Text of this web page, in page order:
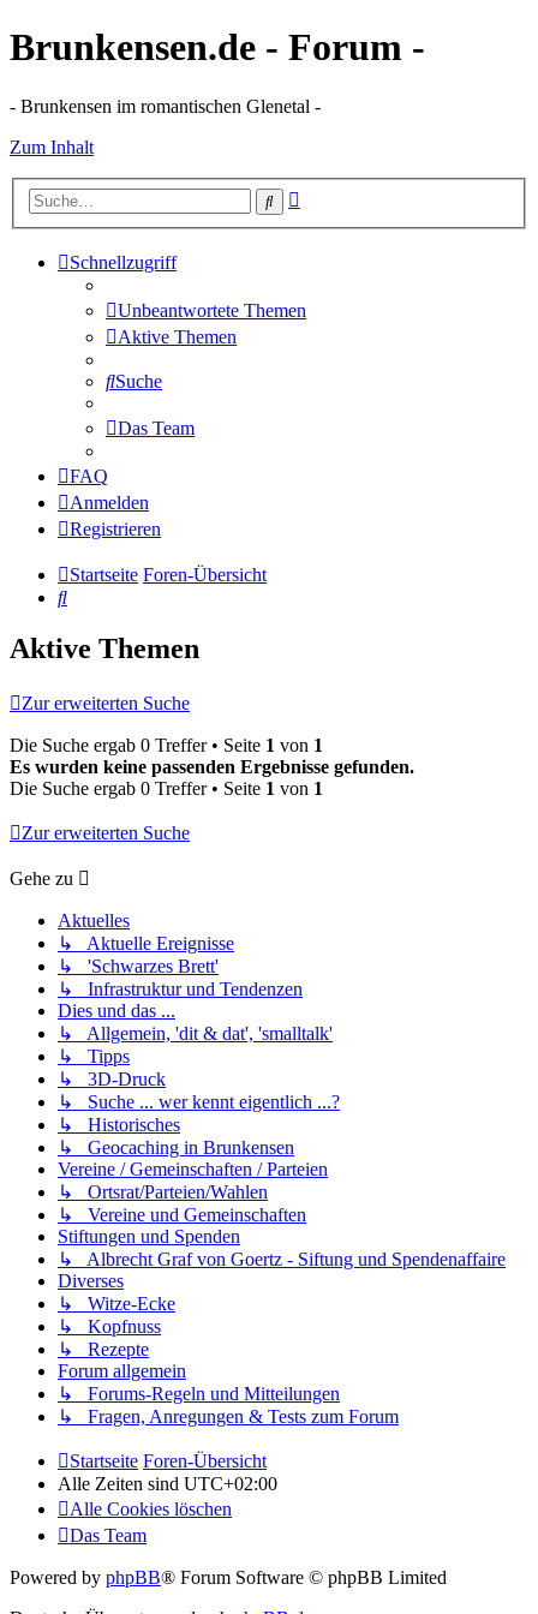
Brunkensen.de - Forum -
- Brunkensen im romantischen Glenetal -
Zum Inhalt
Suche
Schnellzugriff
Unbeantwortete Themen
Aktive Themen
Suche
Das Team
FAQ
Anmelden
Registrieren
Startseite Foren-Übersicht
Suche
Aktive Themen
Zur erweiterten Suche
Die Suche ergab 0 Treffer • Seite 1 von 1
Es wurden keine passenden Ergebnisse gefunden.
Die Suche ergab 0 Treffer • Seite 1 von 1
Zur erweiterten Suche
Gehe zu
Aktuelles
↳ Aktuelle Ereignisse
↳ 'Schwarzes Brett'
↳ Infrastruktur und Tendenzen
Dies und das ...
↳ Allgemein, 'dit & dat', 'smalltalk'
↳ Tipps
↳ 3D-Druck
↳ Suche ... wer kennt eigentlich ...?
↳ Historisches
↳ Geocaching in Brunkensen
Vereine / Gemeinschaften / Parteien
↳ Ortsrat/Parteien/Wahlen
↳ Vereine und Gemeinschaften
Stiftungen und Spenden
↳ Albrecht Graf von Goertz - Siftung und Spendenaffaire
Diverses
↳ Witze-Ecke
↳ Kopfnuss
↳ Rezepte
Forum allgemein
↳ Forums-Regeln und Mitteilungen
↳ Fragen, Anregungen & Tests zum Forum
Startseite Foren-Übersicht
Alle Zeiten sind UTC+02:00
Alle Cookies löschen
Das Team
Powered by phpBB® Forum Software © phpBB Limited